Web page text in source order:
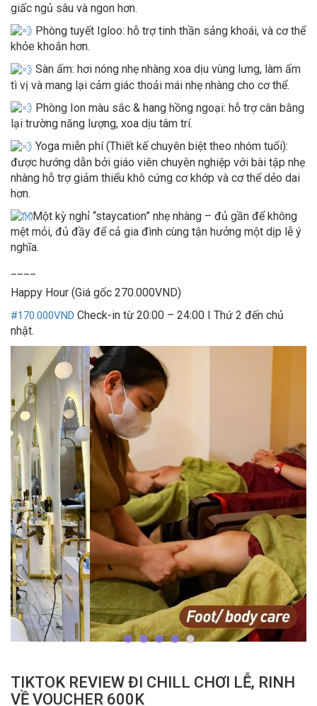
giấc ngủ sâu và ngon hơn.
Phòng tuyết Igloo: hỗ trợ tinh thần sảng khoái, và cơ thể
khỏe khoắn hơn.
Sàn ấm: hơi nóng nhẹ nhàng xoa dịu vùng lưng, làm ấm
tì vị và mang lại cảm giác thoải mái nhẹ nhàng cho cơ thể.
Phòng Ion màu sắc & hang hồng ngoại: hỗ trợ cân bằng
lại trường năng lượng, xoa dịu tâm trí.
Yoga miễn phí (Thiết kế chuyên biệt theo nhóm tuổi):
được hướng dẫn bởi giáo viên chuyên nghiệp với bài tập nhẹ
nhàng hỗ trợ giảm thiểu khô cứng cơ khớp và cơ thể dẻo dai
hơn.
Một kỳ nghỉ “staycation” nhẹ nhàng – đủ gần để không
mệt mỏi, đủ đầy để cả gia đình cùng tận hưởng một dịp lễ ý
nghĩa.
Happy Hour (Giá gốc 270.000VND)
#170.000VND Check-in từ 20:00 – 24:00 I Thứ 2 đến chủ
nhật.
TIKTOK REVIEW ĐI CHILL CHƠI LỄ, RINH
VỀ VOUCHER 600K